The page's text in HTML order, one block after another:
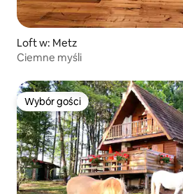
Loft w: Metz
Ciemne myśli
Wybór gości
Wybór gości